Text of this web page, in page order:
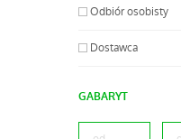
Odbiór osobisty
Dostawca
GABARYT